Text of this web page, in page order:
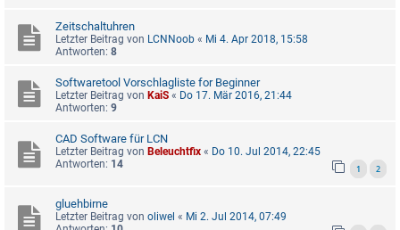
Zeitschaltuhren
Letzter Beitrag von LCNNoob « Mi 4. Apr 2018, 15:58
Antworten: 8
Softwaretool Vorschlagliste for Beginner
Letzter Beitrag von KaiS « Do 17. Mär 2016, 21:44
Antworten: 9
CAD Software für LCN
Letzter Beitrag von Beleuchtfix « Do 10. Jul 2014, 22:45
Antworten: 14 1 2
gluehbirne
Letzter Beitrag von oliwel « Mi 2. Jul 2014, 07:49